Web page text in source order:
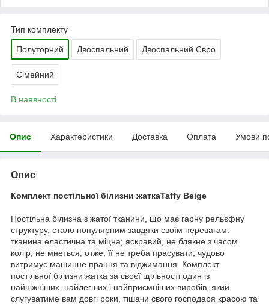
Тип комплекту
Полуторний Двоспальний Двоспальний Євро
Сімейний
В наявності
Опис Характеристики Доставка Оплата Умови
Опис
Комплект постільної білизни жаткаTaffy Beige
Постільна білизна з жатої тканини, що має гарну рельєфну
структуру, стало популярним завдяки своїм перевагам:
тканина еластична та міцна; яскравий, не блякне з часом
колір; не мнеться, отже, її не треба прасувати; чудово
витримує машинне прання та віджимання. Комплект
постільної білизни жатка за своєї щільності один із
найніжніших, найлегших і найприємніших виробів, який
слугуватиме вам довгі роки, тішачи свого господаря красою та